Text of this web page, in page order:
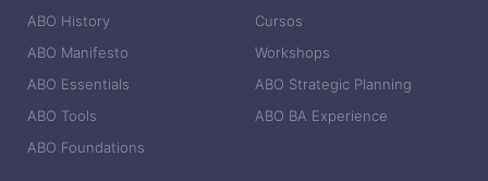
ABO History
ABO Manifesto
ABO Essentials
ABO Tools
ABO Foundations
Cursos
Workshops
ABO Strategic Planning
ABO BA Experience